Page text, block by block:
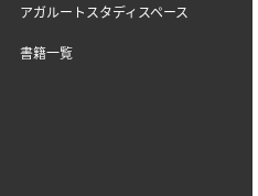
アガルートスタディスペース
書籍一覧